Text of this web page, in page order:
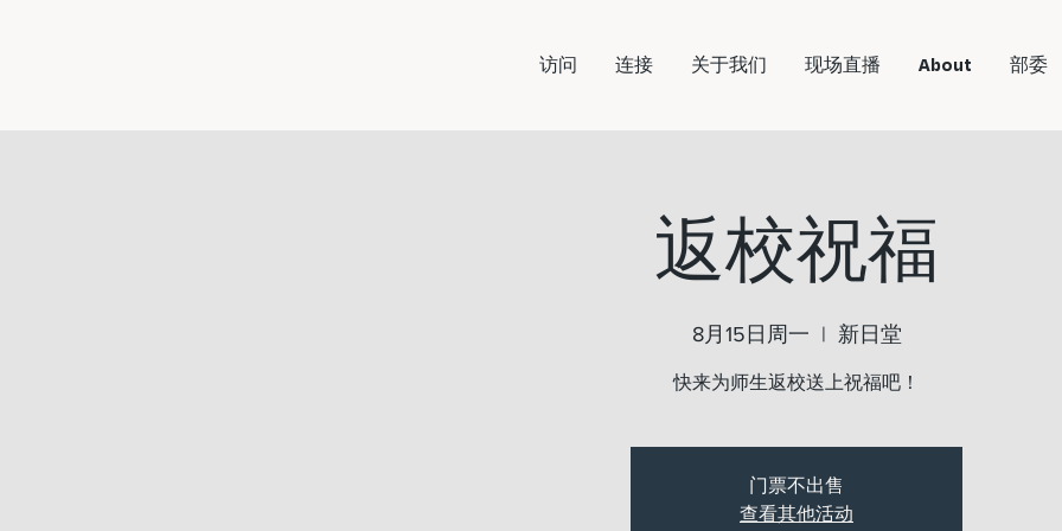
访问 连接 关于我们 现场直播 About 部委
返校祝福
8月15日周一
  |
新日堂
快来为师生返校送上祝福吧！
门票不出售
查看其他活动